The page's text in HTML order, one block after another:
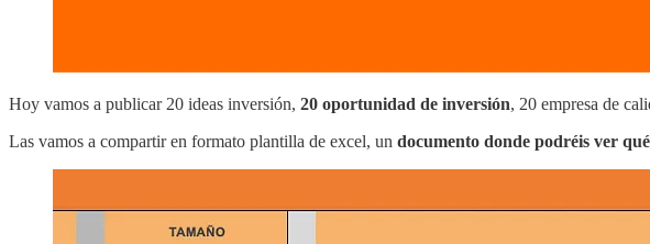
Hoy vamos a publicar 20 ideas inversión, 20 oportunidad de inversión, 20 empresa de
Las vamos a compartir en formato plantilla de excel, un documento donde podréis ver